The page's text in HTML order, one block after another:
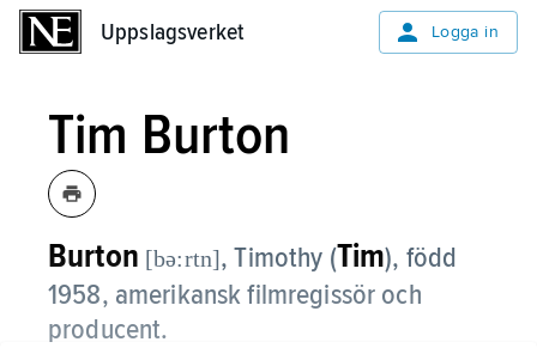
Uppslagsverket Logga in
Tim Burton
Burton [bə:rtn], Timothy (Tim), född
1958, amerikansk filmregissör och
producent.